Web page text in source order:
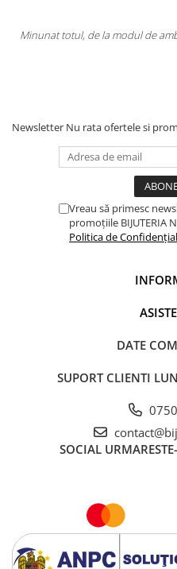
pana la calitatea produselor.
Newsletter Nu rata ofertele si
Vreau să primesc
promoțiile BIJUTERIA
Politica de
DATE
SUPORT CLIENTI
SOCIAL